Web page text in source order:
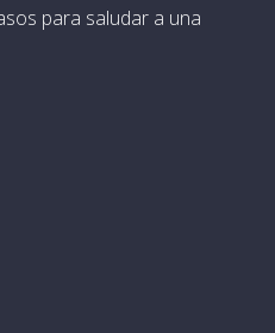
para saludar a una